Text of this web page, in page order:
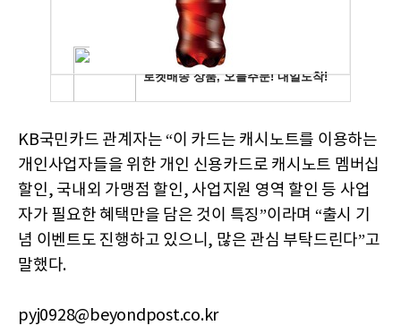
KB국민카드 관계자는 “이 카드는 캐시노트를 이용하는
개인사업자들을 위한 개인 신용카드로 캐시노트 멤버십
할인, 국내외 가맹점 할인, 사업지원 영역 할인 등 사업
자가 필요한 혜택만을 담은 것이 특징”이라며 “출시 기
념 이벤트도 진행하고 있으니, 많은 관심 부탁드린다”고
말했다.
pyj0928@beyondpost.co.kr